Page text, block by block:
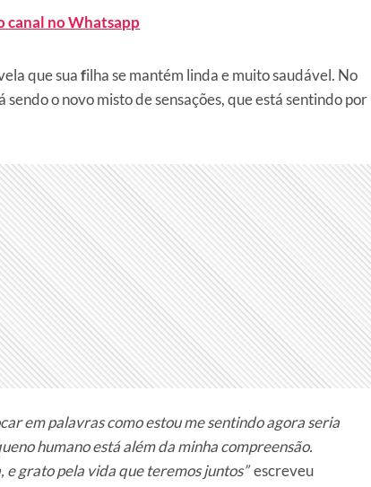
canal no Whatsapp
que suafilha se mantém linda e muito saudável. No
o novo misto de sensações, que está sentindo por
em palavras como estou me sentindo agora seria
humano está além da minha compreensão.
e grato pela vida que teremos juntos”escreveu